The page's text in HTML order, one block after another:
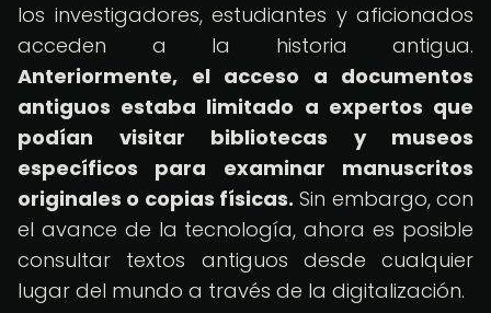
los investigadores, estudiantes y aficionados
acceden a la historia antigua.
Anteriormente, el acceso a documentos
antiguos estaba limitado a expertos que
podían visitar bibliotecas y museos
específicos para examinar manuscritos
originales o copias físicas. Sin embargo, con
el avance de la tecnología, ahora es posible
consultar textos antiguos desde cualquier
lugar del mundo a través de la digitalización.